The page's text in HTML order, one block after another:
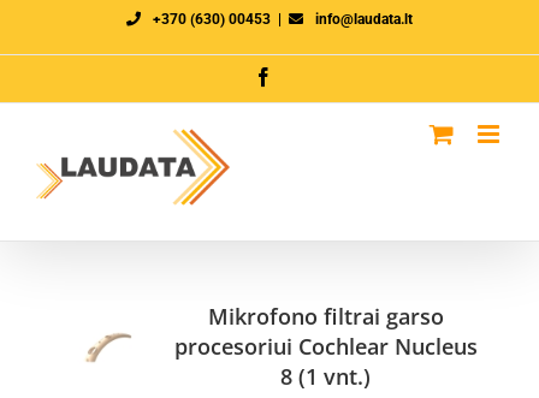
+370 (630) 00453 info@laudata.lt
Mikrofono filtrai garso
procesoriui Cochlear Nucleus
8 (1 vnt.)